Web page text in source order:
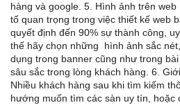
hàng và google. 5. Hình ảnh trên
tố quan trọng trong việc thiết kế web
quyết định đến 90% sự thành công,
thế hãy chọn những hình ảnh sắc
dụng trong banner cũng như trong
sâu sắc trong lòng khách hàng. 6.
Nhiều khách hàng sau khi tìm kiếm
hướng muốn tìm các sàn uy tín, hoặc